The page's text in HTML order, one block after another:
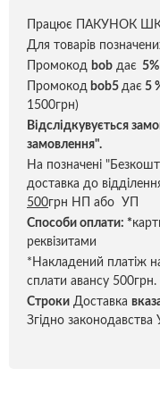
Працює ПАКУНОК
Для товарів
Промокод bob дає
Промокод bob5 дає 5
1500грн)
Відслідкувується
замовлення".
На позначені
доставка до
500грн НП або УП
Способи оплати: *
реквізитами
*Накладений платіж
сплати авансу
Строки Доставка
Згідно законодавства